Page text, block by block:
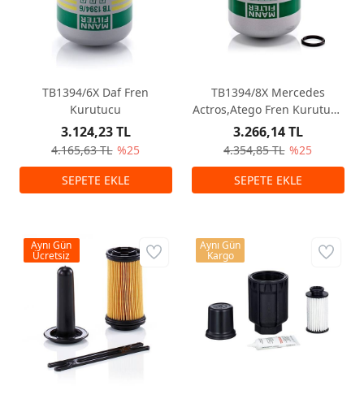
TB1394/6X Daf Fren
Kurutucu
4.165,63 TL %25
3.124,23 TL
TB1394/8X Mercedes
Actros,Atego Fren Kurutucu
Mann
4.354,85 TL %25
3.266,14 TL
Aynı Gün
Ücretsiz
Aynı Gün
Kargo